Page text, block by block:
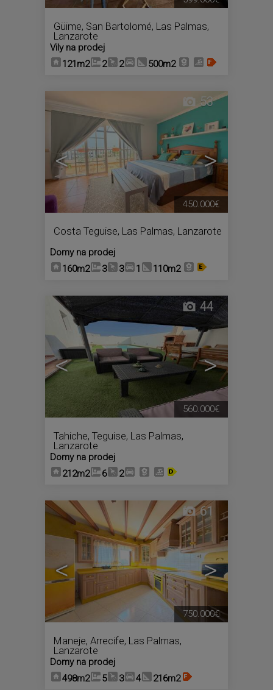
Güime, San Bartolomé, Las Palmas,
Lanzarote
Vily na prodej
121m2
2 2 500m2
< >
53
Costa Teguise, Las Palmas, Lanzarote
Domy na prodej
160m2
3 3 1 110m2
450.000€
< >
44
Tahiche, Teguise, Las Palmas,
Lanzarote
Domy na prodej
212m2
6 2
560.000€
< >
61
Maneje, Arrecife, Las Palmas,
Lanzarote
Domy na prodej
498m2
5 3 4 216m2
750.000€